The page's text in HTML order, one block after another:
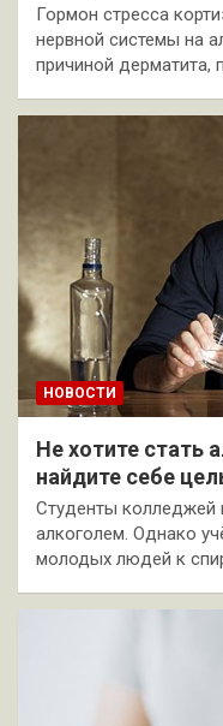
Гормон стресса
нервной системы на
причиной дерматита,
НОВОСТИ
Не хотите стать
найдите себе
Студенты колледжей
алкоголем. Однако
молодых людей к